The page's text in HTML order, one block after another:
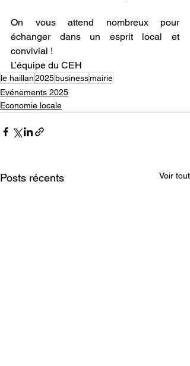
On vous attend nombreux pour
échanger dans un esprit local et
convivial !
L’équipe du CEH
le haillan2025businessmairie
Evénements 2025
Economie locale
Posts récents Voir tout